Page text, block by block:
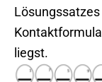
liegst.